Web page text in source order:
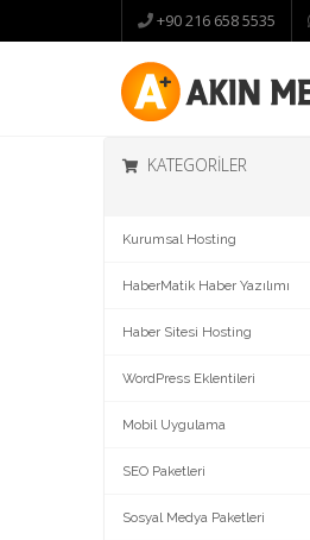
+90 216 658 5535
KATEGORILER
Kurumsal Hosting
HaberMatik Haber Yazılımı
Haber Sitesi Hosting
WordPress Eklentileri
Mobil Uygulama
SEO Paketleri
Sosyal Medya Paketleri